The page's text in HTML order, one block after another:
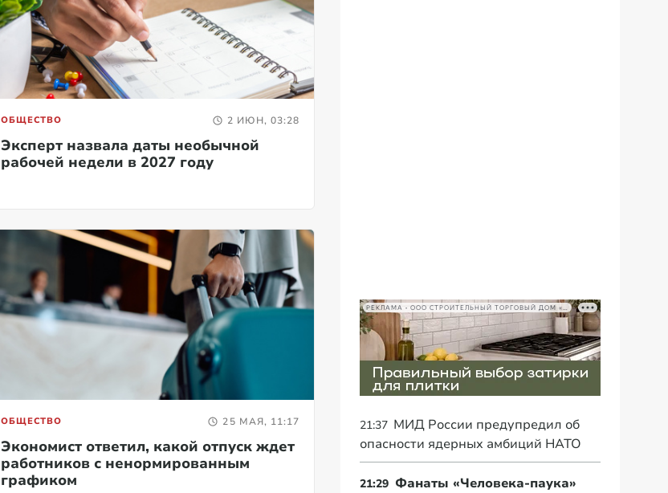
ОБЩЕСТВО 2 ИЮН, 03:28
Эксперт назвала даты необычной
рабочей недели в 2027 году
ОБЩЕСТВО 25 МАЯ, 11:17
Экономист ответил, какой отпуск ждет
работников с ненормированным
графиком
21:37 МИД России предупредил об
опасности ядерных амбиций НАТО
21:29 Фанаты «Человека-паука»